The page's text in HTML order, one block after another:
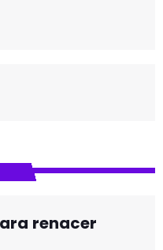
renacer